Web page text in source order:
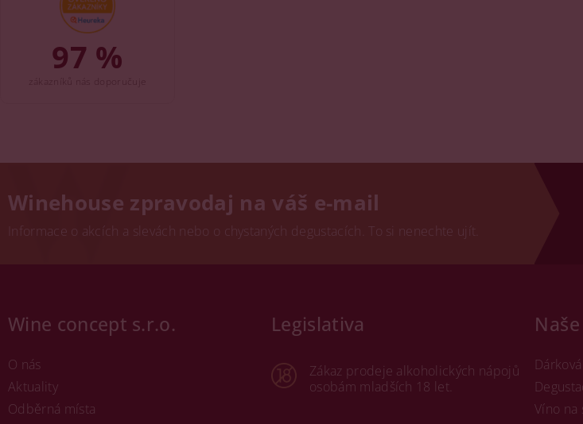
97 %
Winehouse zpravodaj na váš e-mail
Informace o akcích a slevách nebo o chystaných degustacích. To si nenechte ujít.
Wine concept s.r.o.
O nás
Aktuality
Odběrná místa
Legislativa
Zákaz prodeje alkoholických nápojů
osobám mladších 18 let.
Víno na